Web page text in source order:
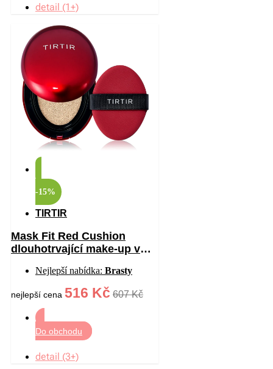
detail (1+)
-15%
TIRTIR
Mask Fit Red Cushion
dlouhotrvající make-up v
ochranou odstín 17W
French Vanilla 18 g
Nejlepší nabídka: Brasty
nejlepší cena 516 Kč 607 Kč
Do obchodu
detail (3+)